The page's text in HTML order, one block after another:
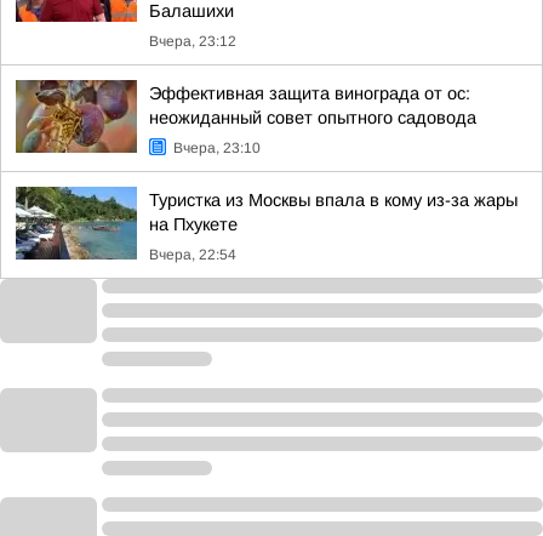
Балашихи
Вчера, 23:12
Эффективная защита винограда от ос:
неожиданный совет опытного садовода
Вчера, 23:10
Туристка из Москвы впала в кому из-за жары
на Пхукете
Вчера, 22:54